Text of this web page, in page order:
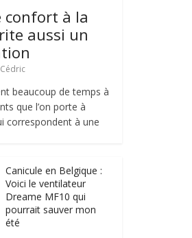
confort à la
aussi un
Cédric
beaucoup de temps à
que l’on porte à
correspondent à une
Canicule en Belgique :
Voici le ventilateur
Dreame MF10 qui
pourrait sauver mon
été